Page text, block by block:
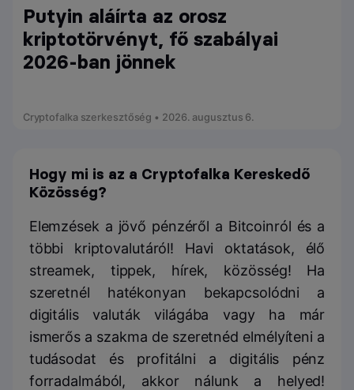
Putyin aláírta az orosz
kriptotörvényt, fő szabályai
2026-ban jönnek
Cryptofalka szerkesztőség • 2026. augusztus 6.
Hogy mi is az a Cryptofalka Kereskedő
Közösség?
Elemzések a jövő pénzéről a Bitcoinról és a
többi kriptovalutáról! Havi oktatások, élő
streamek, tippek, hírek, közösség! Ha
szeretnél hatékonyan bekapcsolódni a
digitális valuták világába vagy ha már
ismerős a szakma de szeretnéd elmélyíteni a
tudásodat és profitálni a digitális pénz
forradalmából, akkor nálunk a helyed!